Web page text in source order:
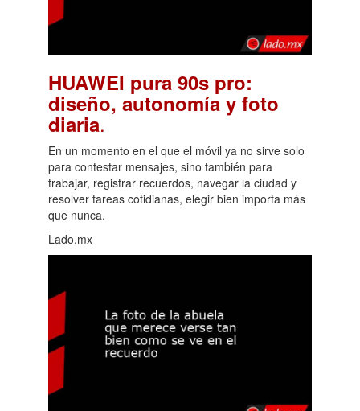
HUAWEI pura 90s pro:
diseño, autonomía y foto
diaria.
En un momento en el que el móvil ya no sirve solo
para contestar mensajes, sino también para
trabajar, registrar recuerdos, navegar la ciudad y
resolver tareas cotidianas, elegir bien importa más
que nunca.
Lado.mx